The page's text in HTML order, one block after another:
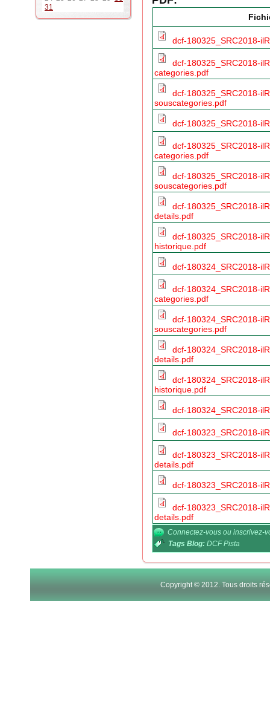
31
dcf-180325_SRC2018-
dcf-180325_SRC2018-
categories.pdf
dcf-180325_SRC2018-
souscategories.pdf
dcf-180325_SRC2018-
dcf-180325_SRC2018-
categories.pdf
dcf-180325_SRC2018-
souscategories.pdf
dcf-180325_SRC2018-
details.pdf
dcf-180325_SRC2018-
historique.pdf
dcf-180324_SRC2018-
dcf-180324_SRC2018-
categories.pdf
dcf-180324_SRC2018-
souscategories.pdf
dcf-180324_SRC2018-
details.pdf
dcf-180324_SRC2018-
historique.pdf
dcf-180324_SRC2018-
dcf-180323_SRC2018-
dcf-180323_SRC2018-
details.pdf
dcf-180323_SRC2018-
dcf-180323_SRC2018-
details.pdf
Connectez-vous ou inscrivez-
Tags Blog: DCF Pista
Copyright © 2012. Tous droits